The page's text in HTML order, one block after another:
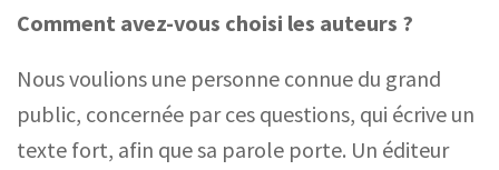
Comment avez-vous choisi les auteurs ?
Nous voulions une personne connue du grand
public, concernée par ces questions, qui écrive un
texte fort, afin que sa parole porte. Un éditeur